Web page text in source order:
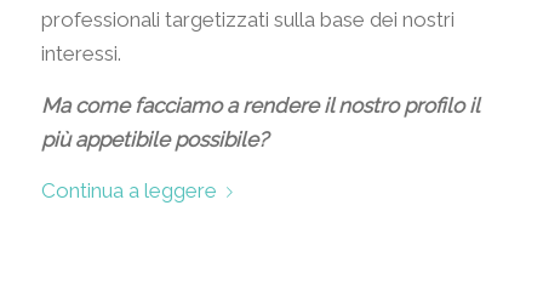
professionali targetizzati sulla base dei nostri
interessi.
Ma come facciamo a rendere il nostro profilo il
più appetibile possibile?
Continua a leggere